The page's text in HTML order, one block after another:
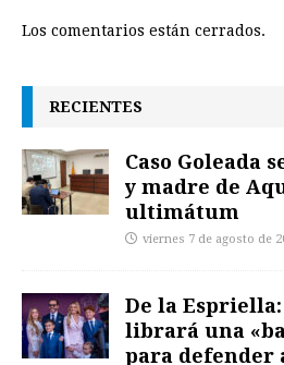
Los comentarios están cerrados.
RECIENTES
Caso Goleada
y madre de
ultimátum
viernes 7 de agosto de
De la
librará una
para defender